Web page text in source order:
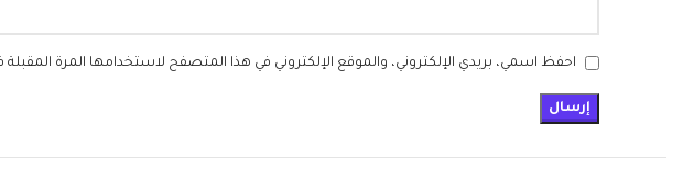
احفظ اسمي، بريدي الإلكتروني، والموقع الإلكتروني في هذا المتصفح لاستخدامها المرة المقبلة